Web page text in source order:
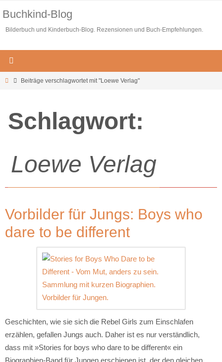
Inhalt
springen
Buchkind-Blog
Bilderbuch und Kinderbuch-Blog. Rezensionen und Buch-Empfehlungen.
StartBeiträge verschlagwortet mit "Loewe Verlag"
Schlagwort:
Loewe Verlag
Vorbilder für Jungs: Boys who
dare to be different
Geschichten, wie sie sich die Rebel Girls zum Einschlafen
erzählen, gefallen Jungs auch. Daher ist es nur verständlich,
dass mit »Stories for boys who dare to be different« ein
Biographien-Band für Jungen erschienen ist, der den gleichen